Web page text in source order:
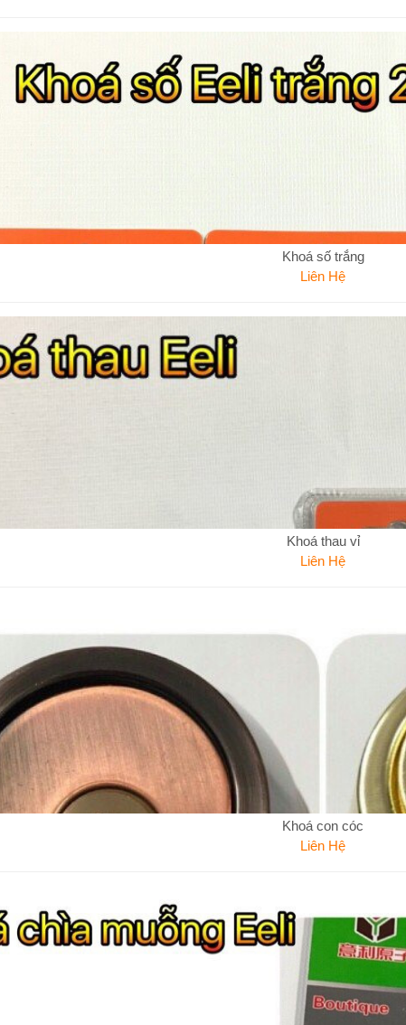
Khoá số trắng
Liên Hệ
Khoá thau vỉ
Liên Hệ
Khoá con cóc
Liên Hệ